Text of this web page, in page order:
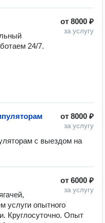
от 8000 ₽
за услугу
от 8000 ₽
за услугу
с выездом на
от 6000 ₽
за услугу
услуги опытного
Круглосуточно. Опыт